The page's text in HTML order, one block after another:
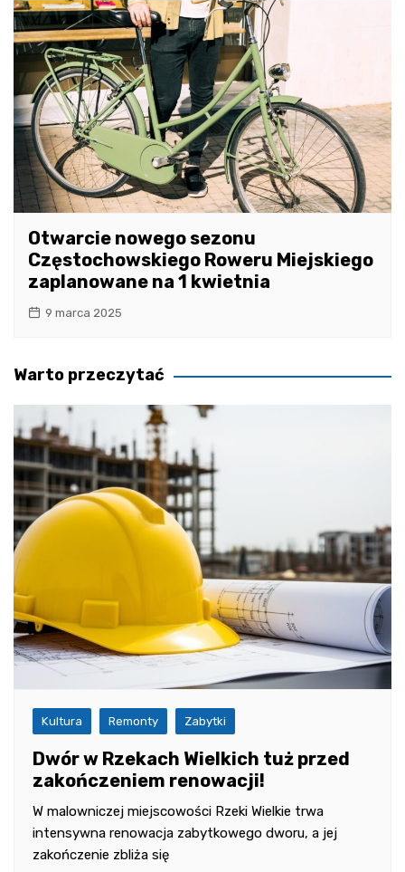
Otwarcie nowego sezonu
Częstochowskiego Roweru Miejskiego
zaplanowane na 1 kwietnia
9 marca 2025
Warto przeczytać
Kultura Remonty Zabytki
Dwór w Rzekach Wielkich tuż przed
zakończeniem renowacji!
W malowniczej miejscowości Rzeki Wielkie trwa
intensywna renowacja zabytkowego dworu, a jej
zakończenie zbliża się